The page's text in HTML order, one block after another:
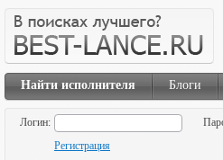
Найти исполнителя Блоги
Логин:
Регистрация